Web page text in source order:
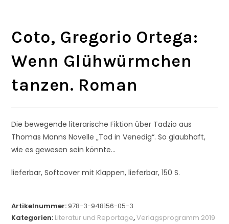
Coto, Gregorio Ortega:
Wenn Glühwürmchen
tanzen. Roman
Die bewegende literarische Fiktion über Tadzio aus
Thomas Manns Novelle „Tod in Venedig“. So glaubhaft,
wie es gewesen sein könnte…
lieferbar, Softcover mit Klappen, lieferbar, 150 S.
Artikelnummer:978-3-948156-05-3
Kategorien: Literatur und Reportage,Verlagsprogramm 2019